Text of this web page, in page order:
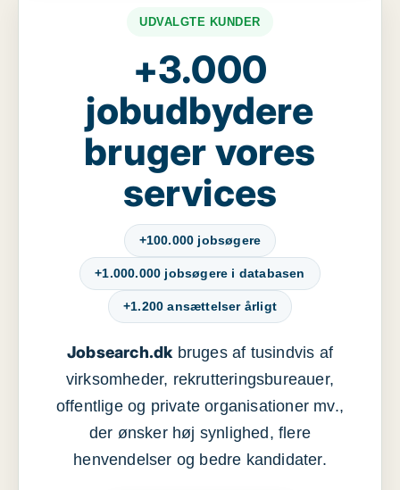
UDVALGTE KUNDER
+3.000
jobudbydere
bruger vores
services
+100.000 jobsøgere
+1.000.000 jobsøgere i databasen
+1.200 ansættelser årligt
Jobsearch.dkbruges af tusindvis af
virksomheder, rekrutteringsbureauer,
offentlige og private organisationer mv.,
der ønsker høj synlighed, flere
henvendelser og bedre kandidater.